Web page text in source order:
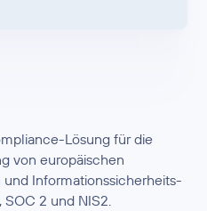
Lösung für die
von europäischen
Informationssicherheits-
SOC 2 und NIS2.